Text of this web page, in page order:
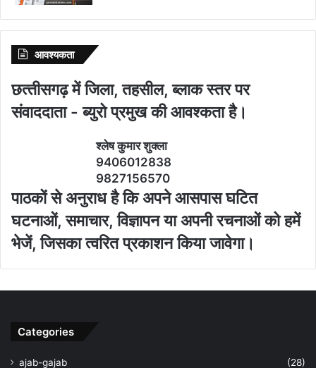
आवश्‍यकता
छत्‍तीसगढ़ में जिला, तहसील, ब्‍लाक स्‍तर पर
संवाददाता - ब्‍युरो प्रमुख की आवश्‍कता है।
श्‍लेष कुमार शुक्‍ला
9406012838
9827156570
पाठकों से अनुराध है कि अपने आसपास घटित
घटनाओं, समाचार, विज्ञापन या अपनी रचनाओं को हमें
भेजें, जिसका त्‍वरित प्रकाशन किया जावेगा।
Categories
ajab-gajab (28)